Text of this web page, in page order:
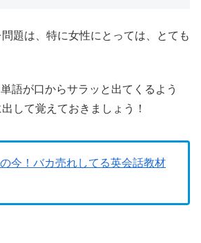
題は、特に女性にとっては、とても
語が口からサラッと出てくるよう
して覚えておきましょう！
の今！バカ売れしてる英会話教材